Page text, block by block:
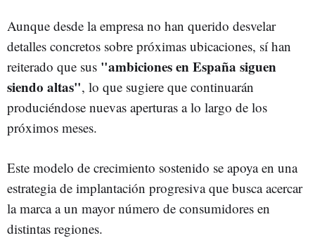
Aunque desde la empresa no han querido desvelar
detalles concretos sobre próximas ubicaciones, sí han
reiterado que sus "ambiciones en España siguen
siendo altas", lo que sugiere que continuarán
produciéndose nuevas aperturas a lo largo de los
próximos meses.
Este modelo de crecimiento sostenido se apoya en una
estrategia de implantación progresiva que busca acercar
la marca a un mayor número de consumidores en
distintas regiones.